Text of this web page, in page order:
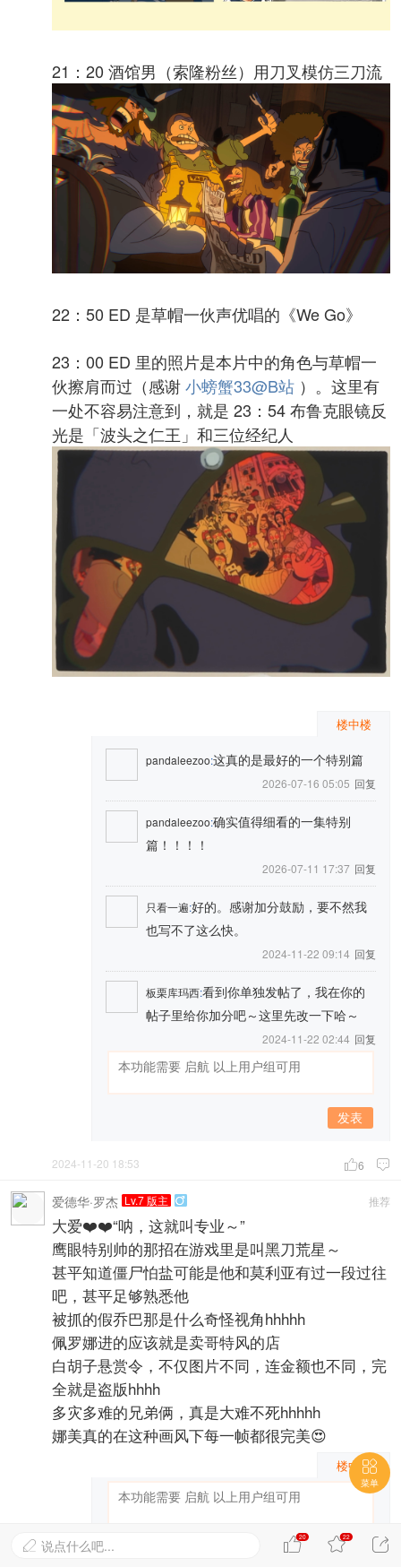
21：20 酒馆男（索隆粉丝）用刀叉模仿三刀流
22：50 ED 是草帽一伙声优唱的《We Go》
23：00 ED 里的照片是本片中的角色与草帽一
伙擦肩而过（感谢小螃蟹33@B站 ）。这里有
一处不容易注意到，就是 23：54 布鲁克眼镜反
光是「波头之仁王」和三位经纪人
楼中楼
pandaleezoo:这真的是最好的一个特别篇
2026-07-16 05:05 回复
pandaleezoo:确实值得细看的一集特别
篇！！！！
2026-07-11 17:37 回复
只看一遍:好的。感谢加分鼓励，要不然我
也写不了这么快。
2024-11-22 09:14 回复
板栗库玛西:看到你单独发帖了，我在你的
帖子里给你加分吧～这里先改一下哈～
2024-11-22 02:44 回复
发表
6 
2024-11-20 18:53
推荐
爱德华·罗杰 Lv.7 版主 
大爱❤️❤️“呐，这就叫专业～”
鹰眼特别帅的那招在游戏里是叫黑刀荒星～
甚平知道僵尸怕盐可能是他和莫利亚有过一段过往
吧，甚平足够熟悉他
被抓的假乔巴那是什么奇怪视角hhhhh
佩罗娜进的应该就是卖哥特风的店
白胡子悬赏令，不仅图片不同，连金额也不同，完
全就是盗版hhhh
多灾多难的兄弟俩，真是大难不死hhhhh
娜美真的在这种画风下每一帧都很完美😍
楼中楼
发表

菜单

22
20
 说点什么吧...